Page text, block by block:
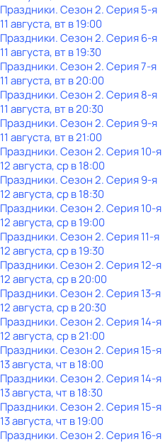
Праздники. Сезон 2. Серия 5-я
11 августа, вт в 19:00
Праздники. Сезон 2. Серия 6-я
11 августа, вт в 19:30
Праздники. Сезон 2. Серия 7-я
11 августа, вт в 20:00
Праздники. Сезон 2. Серия 8-я
11 августа, вт в 20:30
Праздники. Сезон 2. Серия 9-я
11 августа, вт в 21:00
Праздники. Сезон 2. Серия 10-я
12 августа, ср в 18:00
Праздники. Сезон 2. Серия 9-я
12 августа, ср в 18:30
Праздники. Сезон 2. Серия 10-я
12 августа, ср в 19:00
Праздники. Сезон 2. Серия 11-я
12 августа, ср в 19:30
Праздники. Сезон 2. Серия 12-я
12 августа, ср в 20:00
Праздники. Сезон 2. Серия 13-я
12 августа, ср в 20:30
Праздники. Сезон 2. Серия 14-я
12 августа, ср в 21:00
Праздники. Сезон 2. Серия 15-я
13 августа, чт в 18:00
Праздники. Сезон 2. Серия 14-я
13 августа, чт в 18:30
Праздники. Сезон 2. Серия 15-я
13 августа, чт в 19:00
Праздники. Сезон 2. Серия 16-я